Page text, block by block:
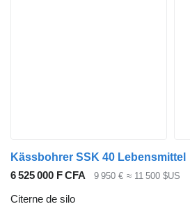
Kässbohrer SSK 40 Lebensmittel
6 525 000 F CFA
9 950 € ≈ 11 500 $US
Citerne de silo